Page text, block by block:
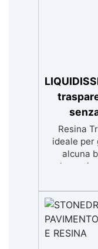
Resina
ideale per
alcuna
prolungati,
2 cm,
risultati